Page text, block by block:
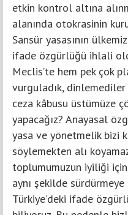
etkin kontrol altına
alanında otokrasinin
Sansür yasasının
ifade özgürlüğü ihlali
Meclis’te hem pek çok
vurguladık,
ceza kâbusu üstümüze
yapacağız? Anayasal
yasa ve yönetmelik bizi
söylemekten alı
toplumumuzun iyiliği
aynı şekilde
Türkiye’deki ifade